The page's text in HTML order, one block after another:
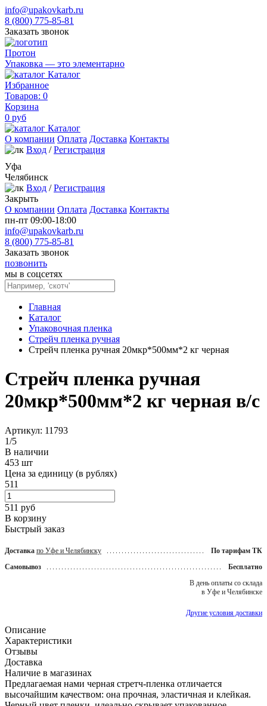
info@upakovkarb.ru
8 (800) 775-85-81
Заказать звонок
Протон
Упаковка — это элементарно
Каталог
Избранное
Товаров: 0
Корзина
0 руб
Каталог
О компании Оплата Доставка Контакты
Вход / Регистрация
Уфа
Челябинск
Вход / Регистрация
Закрыть
О компании Оплата Доставка Контакты
пн-пт 09:00-18:00
info@upakovkarb.ru
8 (800) 775-85-81
Заказать звонок
позвонить
мы в соцсетях
Главная
Каталог
Упаковочная пленка
Стрейч пленка ручная
Стрейч пленка ручная 20мкр*500мм*2 кг черная
Стрейч пленка ручная
20мкр*500мм*2 кг черная в/с
Артикул: 11793
1/5
В наличии
453 шт
Цена за единицу (в рублях)
511
511 руб
В корзину
Быстрый заказ
Доставка по Уфе и Челябинску
По тарифам ТК
Самовывоз
Бесплатно
В день оплаты со склада
в Уфе и Челябинске
Другие условия доставки
Описание
Характеристики
Отзывы
Доставка
Наличие в магазинах
Предлагаемая нами черная стретч-пленка отличается
высочайшим качеством: она прочная, эластичная и клейкая.